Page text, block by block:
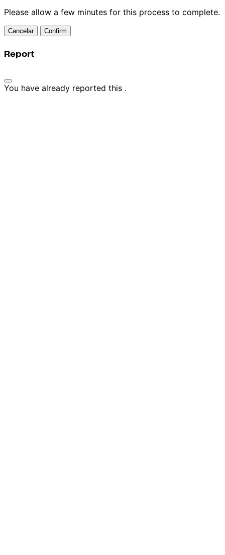
Please allow a few minutes for this process to complete.
Confirm
Report
You have already reported this .